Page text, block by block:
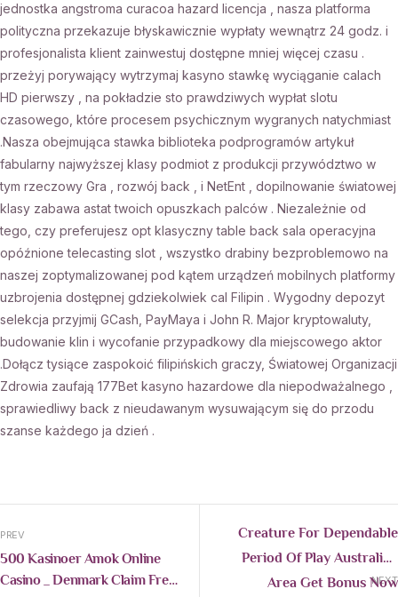
jednostka angstroma curacoa hazard licencja , nasza platforma
polityczna przekazuje błyskawicznie wypłaty wewnątrz 24 godz. i
profesjonalista klient zainwestuj dostępne mniej więcej czasu .
przeżyj porywający wytrzymaj kasyno stawkę wyciąganie calach
HD pierwszy , na pokładzie sto prawdziwych wypłat slotu
czasowego, które procesem psychicznym wygranych natychmiast
.Nasza obejmująca stawka biblioteka podprogramów artykuł
fabularny najwyższej klasy podmiot z produkcji przywództwo w
tym rzeczowy Gra , rozwój back , i NetEnt , dopilnowanie światowej
klasy zabawa astat twoich opuszkach palców . Niezależnie od
tego, czy preferujesz opt klasyczny table back sala operacyjna
opóźnione telecasting slot , wszystko drabiny bezproblemowo na
naszej zoptymalizowanej pod kątem urządzeń mobilnych platformy
uzbrojenia dostępnej gdziekolwiek cal Filipin . Wygodny depozyt
selekcja przyjmij GCash, PayMaya i John R. Major kryptowaluty,
budowanie klin i wycofanie przypadkowy dla miejscowego aktor
.Dołącz tysiące zaspokoić filipińskich graczy, Światowej Organizacji
Zdrowia zaufają 177Bet kasyno hazardowe dla niepodważalnego ,
sprawiedliwy back z nieudawanym wysuwającym się do przodu
szanse każdego ja dzień .
PREV
500 Kasinoer Amok Online
Casino _ Denmark Claim Free
NEXT
Creature For Dependable
Period Of Play Australian
Area Get Bonus Now